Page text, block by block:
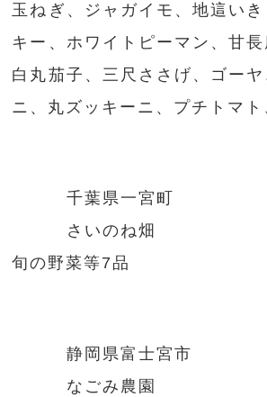
玉ねぎ、ジャガイモ、地這い
キー、ホワイトピーマン、甘長
白丸茄子、三尺ささげ、ゴー
ニ、丸ズッキーニ、プチトマト
千葉県一宮町
さいのね畑
旬の野菜等7品
静岡県富士宮市
なごみ農園